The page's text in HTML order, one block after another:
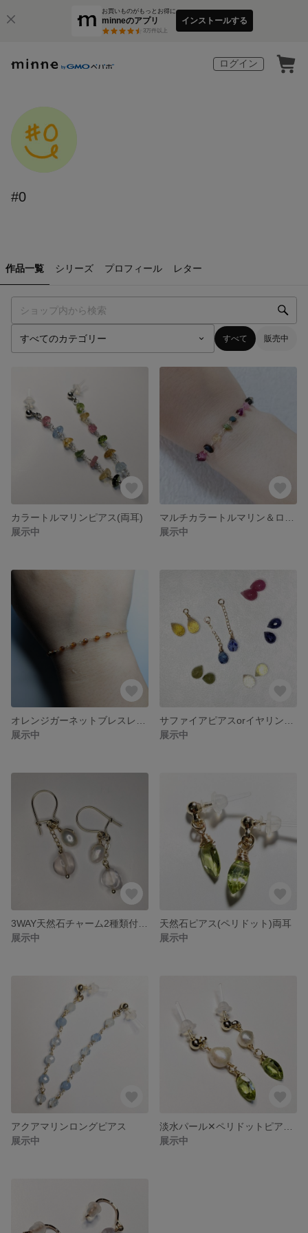
お買いものがもっとお得に
minneのアプリ
3万件以上
インストールする
ログイン
#0
作品一覧 シリーズ プロフィール レター
すべて 販売中
カラートルマリンピアス(両耳)
展示中
展示中
展示中
展示中
展示中
天然石ピアス(ペリドット)両耳
展示中
アクアマリンロングピアス
展示中
展示中